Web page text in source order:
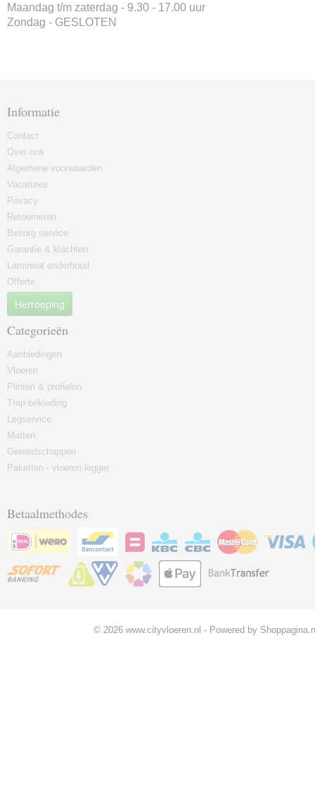
Maandag t/m zaterdag - 9.30 - 17.00 uur
Zondag - GESLOTEN
Informatie
Contact
Over ons
Algemene voorwaarden
Vacatures
Privacy
Retourneren
Bezorg service
Garantie & klachten
Laminaat onderhoud
Offerte
Herroeping
Categorieën
Aanbiedingen
Vloeren
Plinten & profielen
Trap bekleding
Legservice
Matten
Gereedschappen
Paketten - vloeren legger
Betaalmethodes
© 2026 www.cityvloeren.nl - Powered by